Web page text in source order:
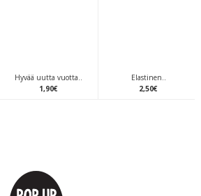
Hyvää uutta vuotta..
1,90€
Elastinen..
2,50€